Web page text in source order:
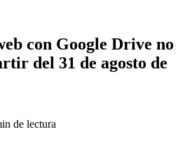
con Google Drive no
del 31 de agosto de
de lectura